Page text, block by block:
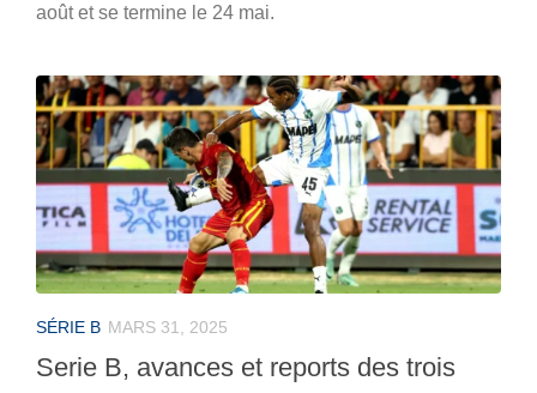
août et se termine le 24 mai.
SÉRIE B MARS 31, 2025
Serie B, avances et reports des trois